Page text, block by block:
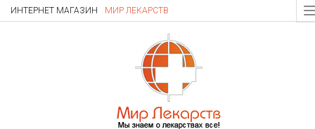
ИНТЕРНЕТ МАГАЗИН МИР ЛЕКАРСТВ